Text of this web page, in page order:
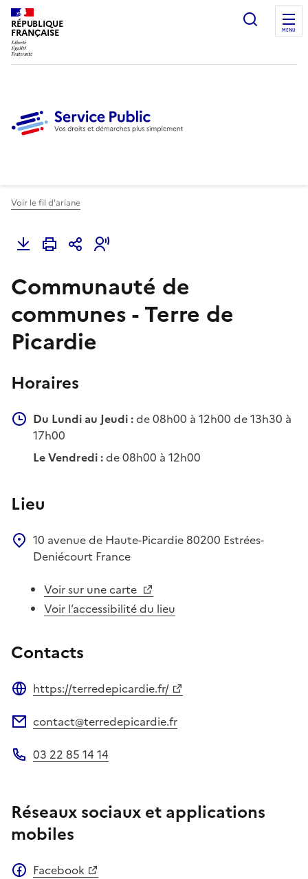
RÉPUBLIQUE
FRANÇAISE
Ouvrir
MENU
Voir le fil d'ariane
Communauté de
communes - Terre de
Picardie
Horaires
Du Lundi au Jeudi :de 08h00 à 12h00 de 13h30 à
17h00
Le Vendredi :de 08h00 à 12h00
Lieu
10 avenue de Haute-Picardie80200 Estrées-
Deniécourt France
Voir sur une carte
Voir l’accessibilité du lieu
Contacts
https://terredepicardie.fr/
contact@terredepicardie.fr
03 22 85 14 14
Réseaux sociaux et applications
mobiles
Facebook